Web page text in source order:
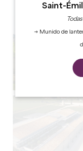
Saint-
→ Munido de